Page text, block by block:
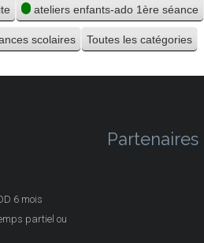
ateliers enfants-ado 1ère séance
scolaires Toutes les catégories
6 mois
partiel ou
Partenaires